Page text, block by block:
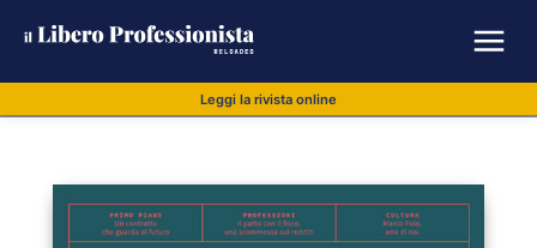
Leggi la rivista online